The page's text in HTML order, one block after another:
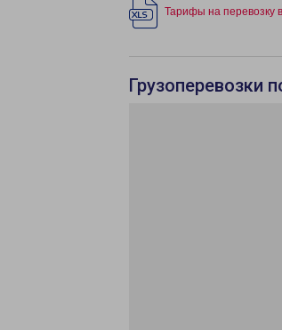
Тарифы на перевозку
Грузоперевозки